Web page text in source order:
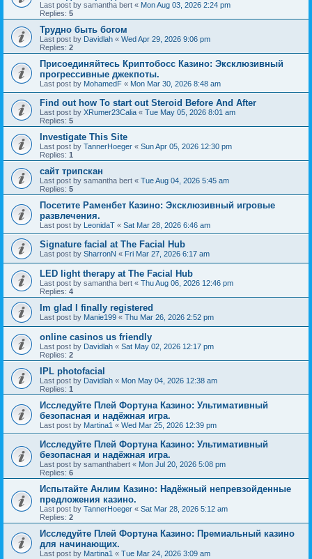
Last post by samantha bert « Mon Aug 03, 2026 2:24 pm
Replies: 5
Трудно быть богом
Last post by Davidlah « Wed Apr 29, 2026 9:06 pm
Replies: 2
Присоединяйтесь Криптобосс Казино: Эксклюзивный
прогрессивные джекпоты.
Last post by MohamedF « Mon Mar 30, 2026 8:48 am
Find out how To start out Steroid Before And After
Last post by XRumer23Calia « Tue May 05, 2026 8:01 am
Replies: 5
Investigate This Site
Last post by TannerHoeger « Sun Apr 05, 2026 12:30 pm
Replies: 1
сайт трипскан
Last post by samantha bert « Tue Aug 04, 2026 5:45 am
Replies: 5
Посетите Раменбет Казино: Эксклюзивный игровые
развлечения.
Last post by LeonidaT « Sat Mar 28, 2026 6:46 am
Signature facial at The Facial Hub
Last post by SharronN « Fri Mar 27, 2026 6:17 am
LED light therapy at The Facial Hub
Last post by samantha bert « Thu Aug 06, 2026 12:46 pm
Replies: 4
Im glad I finally registered
Last post by Manie199 « Thu Mar 26, 2026 2:52 pm
online casinos us friendly
Last post by Davidlah « Sat May 02, 2026 12:17 pm
Replies: 2
IPL photofacial
Last post by Davidlah « Mon May 04, 2026 12:38 am
Replies: 1
Исследуйте Плей Фортуна Казино: Ультимативный
безопасная и надёжная игра.
Last post by Martina1 « Wed Mar 25, 2026 12:39 pm
Исследуйте Плей Фортуна Казино: Ультимативный
безопасная и надёжная игра.
Last post by samanthabert « Mon Jul 20, 2026 5:08 pm
Replies: 6
Испытайте Анлим Казино: Надёжный непревзойденные
предложения казино.
Last post by TannerHoeger « Sat Mar 28, 2026 5:12 am
Replies: 2
Исследуйте Плей Фортуна Казино: Премиальный казино
для начинающих.
Last post by Martina1 « Tue Mar 24, 2026 3:09 am